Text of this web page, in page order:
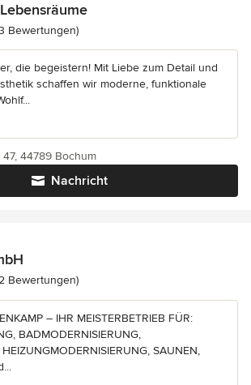
5 von 5 Sternen
Bewertungen)
die begeistern! Mit Liebe zum Detail und
schaffen wir moderne, funktionale
Nachricht
47, 44789 Bochum
5 von 5 Sternen
Bewertungen)
– IHR MEISTERBETRIEB FÜR:
BADMODERNISIERUNG,
SAUNEN,